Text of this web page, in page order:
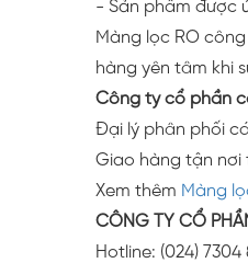
- Sản phẩm được
Màng lọc RO
hàng yên tâm khi
Công ty cổ phần
Đại lý phân phối
Giao hàng tận nơi
Xem thêm Màng
CÔNG TY CỔ
Hotline: (024) 7304